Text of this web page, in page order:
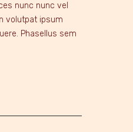
nunc nunc vel
volutpat ipsum
Phasellus sem